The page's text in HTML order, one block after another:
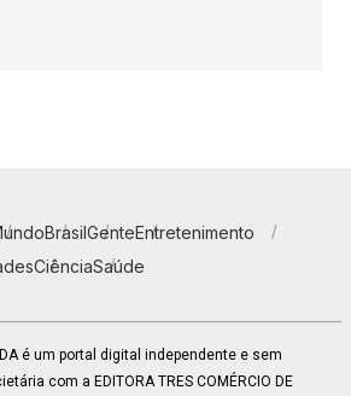
BrasilGenteEntretenimento
CiênciaSaúde
é um portal digital independente e sem
com a EDITORA TRES COMÉRCIO DE